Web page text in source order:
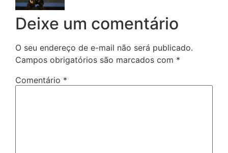
Deixe um comentário
O seu endereço de e-mail não será publicado.
Campos obrigatórios são marcados com *
Comentário *